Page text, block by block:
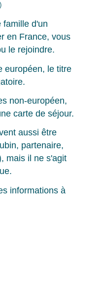
famille d'un
en France, vous
le rejoindre.
européen, le titre
non-européen,
carte de séjour.
aussi être
partenaire,
mais il ne s'agit
informations à